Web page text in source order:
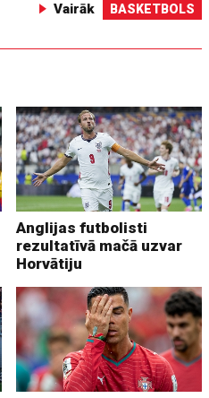
Vairāk BASKETBOLS
Anglijas futbolisti
rezultatīvā mačā uzvar
Horvātiju